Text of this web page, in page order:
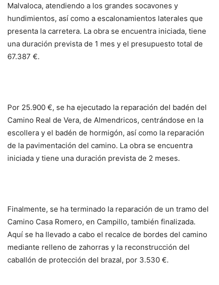
Malvaloca, atendiendo a los grandes socavones y
hundimientos, así como a escalonamientos laterales que
presenta la carretera. La obra se encuentra iniciada, tiene
una duración prevista de 1 mes y el presupuesto total de
67.387 €.
Por 25.900 €, se ha ejecutado la reparación del badén del
Camino Real de Vera, de Almendricos, centrándose en la
escollera y el badén de hormigón, así como la reparación
de la pavimentación del camino. La obra se encuentra
iniciada y tiene una duración prevista de 2 meses.
Finalmente, se ha terminado la reparación de un tramo del
Camino Casa Romero, en Campillo, también finalizada.
Aquí se ha llevado a cabo el recalce de bordes del camino
mediante relleno de zahorras y la reconstrucción del
caballón de protección del brazal, por 3.530 €.